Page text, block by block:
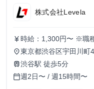
株式会社Levela
currency_yen 時給：1,300円〜 ※職
place東京都渋谷区宇田川町
train渋谷駅 徒歩5分
calendar_today週2日〜 / 週15時間〜